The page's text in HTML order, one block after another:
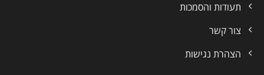
תעודות והסמכות
צור קשר
הצהרת נגישות